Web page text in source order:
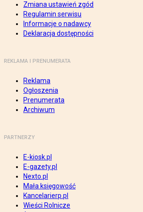
Zmiana ustawień zgód
Regulamin serwisu
Informacje o nadawcy
Deklaracja dostępności
REKLAMA I PRENUMERATA
Reklama
Ogłoszenia
Prenumerata
Archiwum
PARTNERZY
E-kiosk.pl
E-gazety.pl
Nexto.pl
Mała księgowość
Kancelarierp.pl
Wieści Rolnicze